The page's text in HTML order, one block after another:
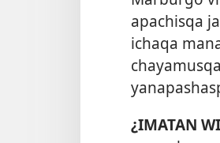
apachisqa
ichaqa
¿IMATAN